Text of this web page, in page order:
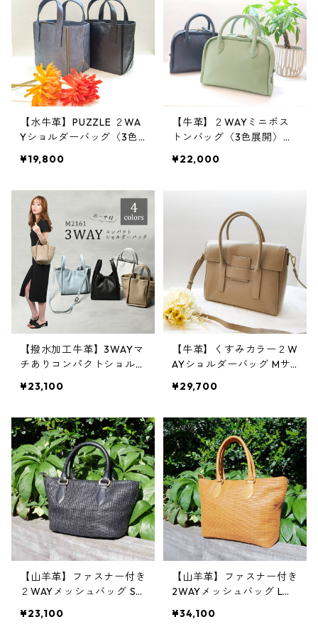
【水牛革】PUZZLE ２WA
Yショルダーバッグ〈3色
ドバッグ ショルダーバッ
¥19,800
【牛革】２WAYミニボス
トンバッグ〈3色展開〉
グ ショルダーバッグ M
¥22,000
【撥水加工牛革】3WAYマ
チありコンパクトショルダ
革 本革 撥水 トートバ
軽い M2161
¥23,100
【牛革】くすみカラー２W
AYショルダーバッグ Mサ
本革 M1062
¥29,700
【山羊革】ファスナー付き
２WAYメッシュバッグ S
革 メッシュバッグ ショ
¥23,100
【山羊革】ファスナー付き
2WAYメッシュバッグ Lサ
ッシュ 軽い A4収納
¥34,100